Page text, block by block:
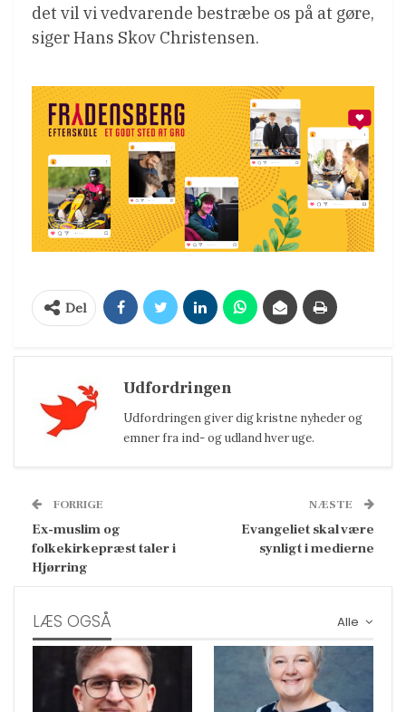
det vil vi vedvarende bestræbe os på at gøre,
siger Hans Skov Christensen.
Del
Udfordringen
Udfordringen giver dig kristne nyheder og
emner fra ind- og udland hver uge.
FORRIGE
Ex-muslim og
folkekirkepræst taler i
Hjørring
NÆSTE
Evangeliet skal være
synligt i medierne
Alle
LÆS OGSÅ